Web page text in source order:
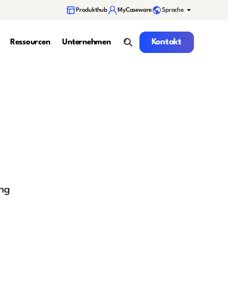
Produkthub MyCaseware Sprache
Ressourcen Unternehmen
Suche
Kontakt
Kontakt